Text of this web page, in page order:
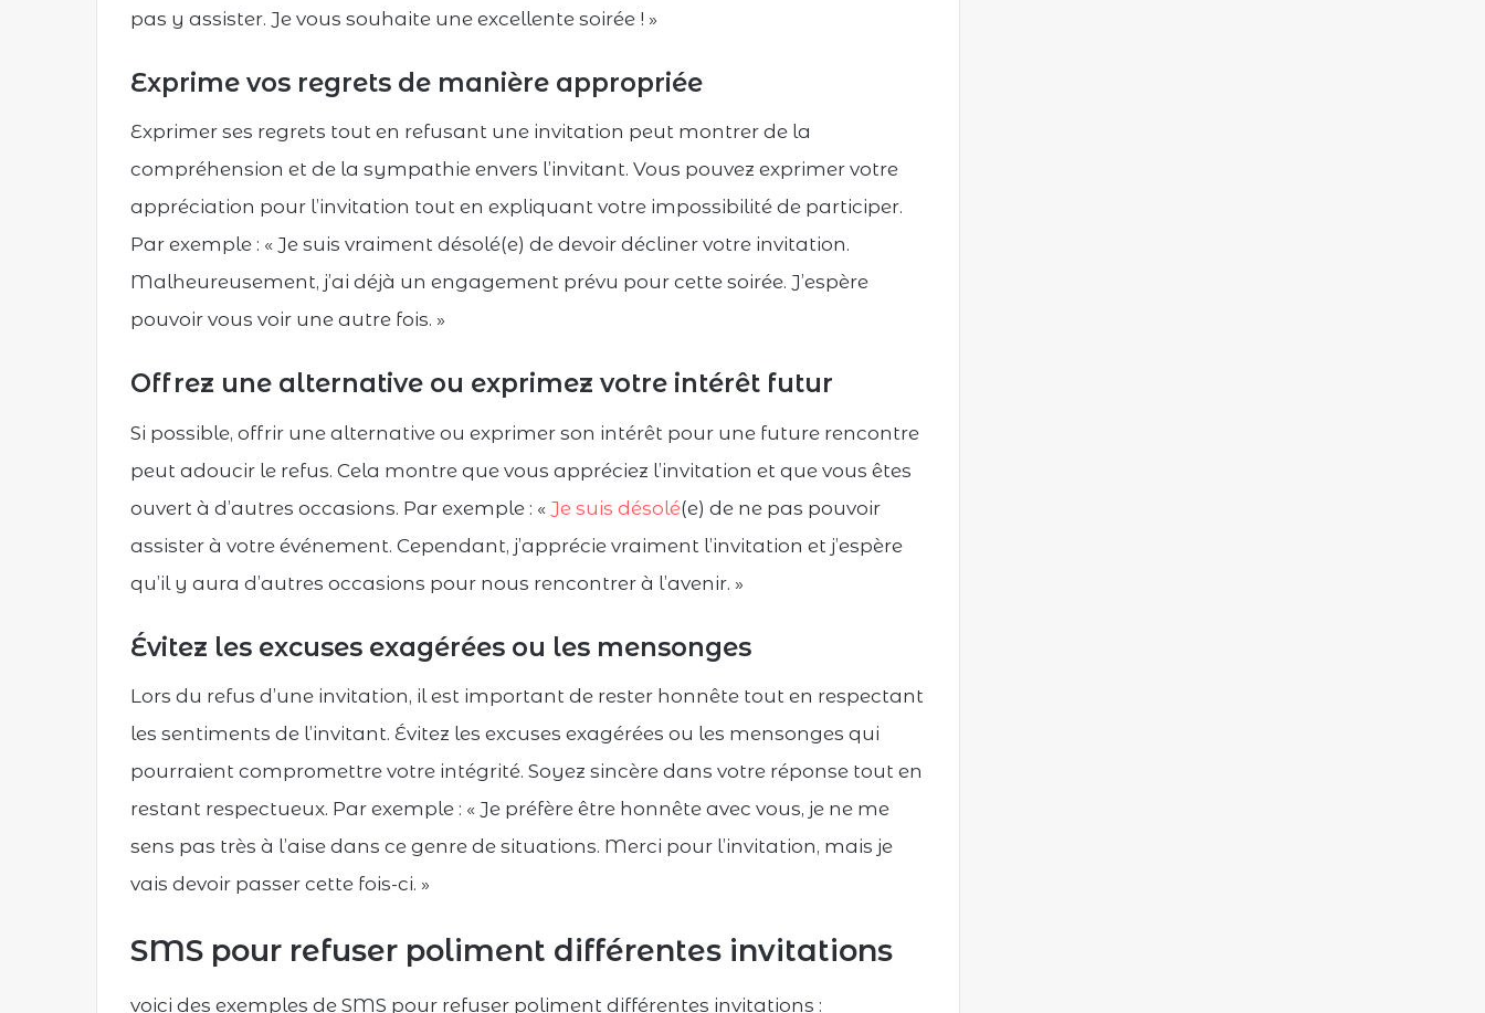
pas y assister. Je vous souhaite une excellente soirée ! »
Exprime vos regrets de manière appropriée
Exprimer ses regrets tout en refusant une invitation peut montrer de la
compréhension et de la sympathie envers l’invitant. Vous pouvez exprimer votre
appréciation pour l’invitation tout en expliquant votre impossibilité de participer.
Par exemple : « Je suis vraiment désolé(e) de devoir décliner votre invitation.
Malheureusement, j’ai déjà un engagement prévu pour cette soirée. J’espère
pouvoir vous voir une autre fois. »
Offrez une alternative ou exprimez votre intérêt futur
Si possible, offrir une alternative ou exprimer son intérêt pour une future rencontre
peut adoucir le refus. Cela montre que vous appréciez l’invitation et que vous êtes
ouvert à d’autres occasions. Par exemple : « Je suis désolé(e) de ne pas pouvoir
assister à votre événement. Cependant, j’apprécie vraiment l’invitation et j’espère
qu’il y aura d’autres occasions pour nous rencontrer à l’avenir. »
Évitez les excuses exagérées ou les mensonges
Lors du refus d’une invitation, il est important de rester honnête tout en respectant
les sentiments de l’invitant. Évitez les excuses exagérées ou les mensonges qui
pourraient compromettre votre intégrité. Soyez sincère dans votre réponse tout en
restant respectueux. Par exemple : « Je préfère être honnête avec vous, je ne me
sens pas très à l’aise dans ce genre de situations. Merci pour l’invitation, mais je
vais devoir passer cette fois-ci. »
SMS pour refuser poliment différentes invitations
voici des exemples de SMS pour refuser poliment différentes invitations :